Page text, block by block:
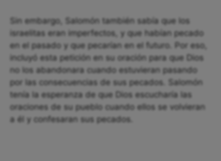
Sin embargo, Salomón también sabía que los
israelitas eran imperfectos, y que habían pecado
en el pasado y que pecarían en el futuro. Por eso,
incluyó esta petición en su oración para que Dios
no los abandonara cuando estuvieran pasando
por las consecuencias de sus pecados. Salomón
tenía la esperanza de que Dios escucharía las
oraciones de su pueblo cuando ellos se volvieran
a él y confesaran sus pecados.